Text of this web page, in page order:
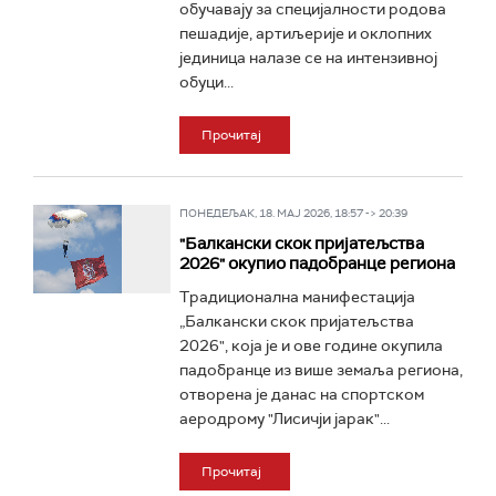
обучавају за специјалности родова
пешадије, артиљерије и оклопних
јединица налазе се на интензивној
обуци...
Прочитај
ПОНЕДЕЉАК, 18. МАЈ 2026, 18:57 -> 20:39
"Балкански скок пријатељства
2026" окупио падобранце региона
Традиционална манифестација
„Балкански скок пријатељства
2026", која је и ове године окупила
падобранце из више земаља региона,
отворена je данас на спортском
аеродрому "Лисичји јарак"...
Прочитај